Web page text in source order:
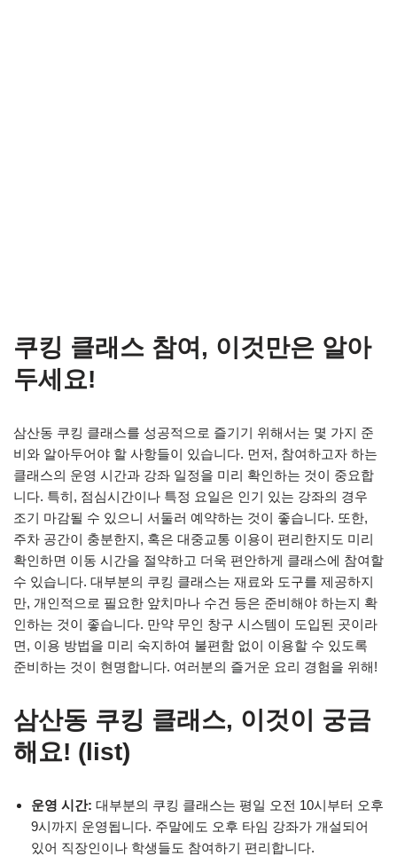
쿠킹 클래스 참여, 이것만은 알아
두세요!
삼산동 쿠킹 클래스를 성공적으로 즐기기 위해서는 몇 가지 준
비와 알아두어야 할 사항들이 있습니다. 먼저, 참여하고자 하는
클래스의 운영 시간과 강좌 일정을 미리 확인하는 것이 중요합
니다. 특히, 점심시간이나 특정 요일은 인기 있는 강좌의 경우
조기 마감될 수 있으니 서둘러 예약하는 것이 좋습니다. 또한,
주차 공간이 충분한지, 혹은 대중교통 이용이 편리한지도 미리
확인하면 이동 시간을 절약하고 더욱 편안하게 클래스에 참여할
수 있습니다. 대부분의 쿠킹 클래스는 재료와 도구를 제공하지
만, 개인적으로 필요한 앞치마나 수건 등은 준비해야 하는지 확
인하는 것이 좋습니다. 만약 무인 창구 시스템이 도입된 곳이라
면, 이용 방법을 미리 숙지하여 불편함 없이 이용할 수 있도록
준비하는 것이 현명합니다. 여러분의 즐거운 요리 경험을 위해!
삼산동 쿠킹 클래스, 이것이 궁금
해요! (list)
운영 시간: 대부분의 쿠킹 클래스는 평일 오전 10시부터 오후
9시까지 운영됩니다. 주말에도 오후 타임 강좌가 개설되어
있어 직장인이나 학생들도 참여하기 편리합니다.